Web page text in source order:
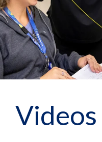
Videos